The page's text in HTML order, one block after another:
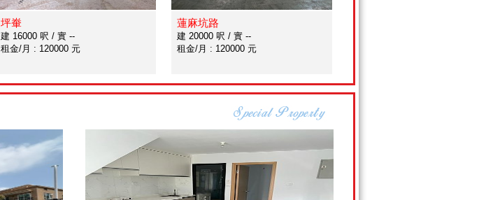
坪輋
建 16000 呎 / 實 --
租金/月 : 120000 元
蓮麻坑路
建 20000 呎 / 實 --
租金/月 : 120000 元